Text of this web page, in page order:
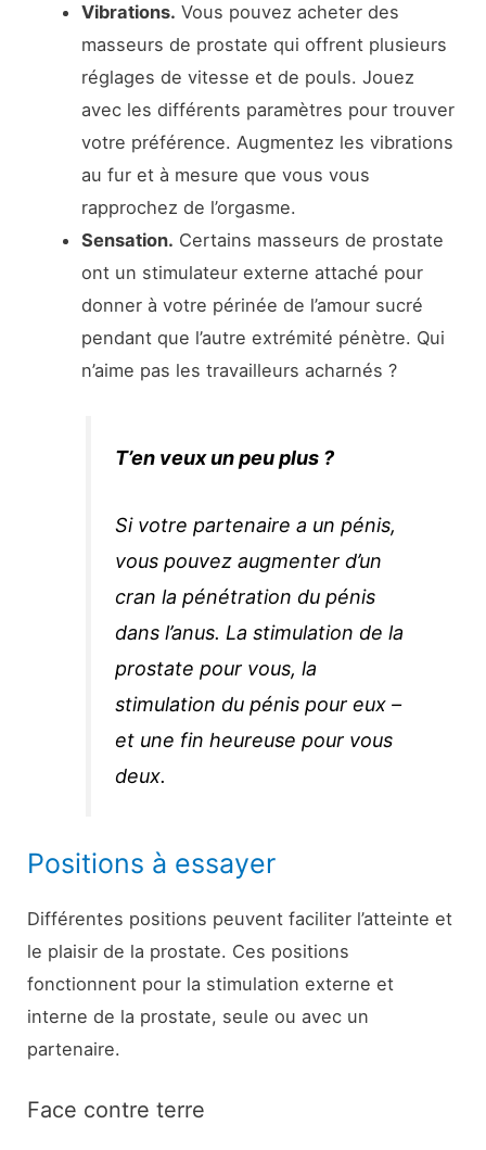
Vibrations. Vous pouvez acheter des
masseurs de prostate qui offrent plusieurs
réglages de vitesse et de pouls. Jouez
avec les différents paramètres pour trouver
votre préférence. Augmentez les vibrations
au fur et à mesure que vous vous
rapprochez de l’orgasme.
Sensation. Certains masseurs de prostate
ont un stimulateur externe attaché pour
donner à votre périnée de l’amour sucré
pendant que l’autre extrémité pénètre. Qui
n’aime pas les travailleurs acharnés ?
T’en veux un peu plus ?
Si votre partenaire a un pénis,
vous pouvez augmenter d’un
cran la pénétration du pénis
dans l’anus. La stimulation de la
prostate pour vous, la
stimulation du pénis pour eux –
et une fin heureuse pour vous
deux.
Positions à essayer
Différentes positions peuvent faciliter l’atteinte et
le plaisir de la prostate. Ces positions
fonctionnent pour la stimulation externe et
interne de la prostate, seule ou avec un
partenaire.
Face contre terre